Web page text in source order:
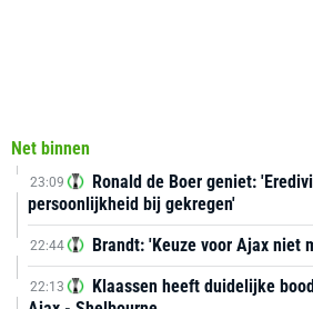
Net binnen
23:09
Ronald de Boer geniet:
persoonlijkheid bij gekregen'
22:44 Brandt: 'Keuze voor Ajax niet
22:13
Klaassen heeft duidelijke